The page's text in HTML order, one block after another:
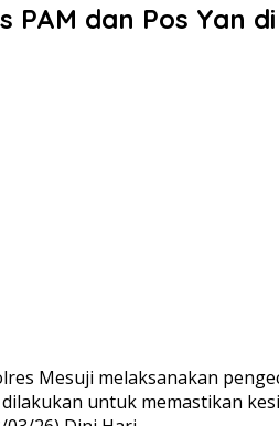
PAM dan Pos
Mesuji melaksanakan
untuk memastikan